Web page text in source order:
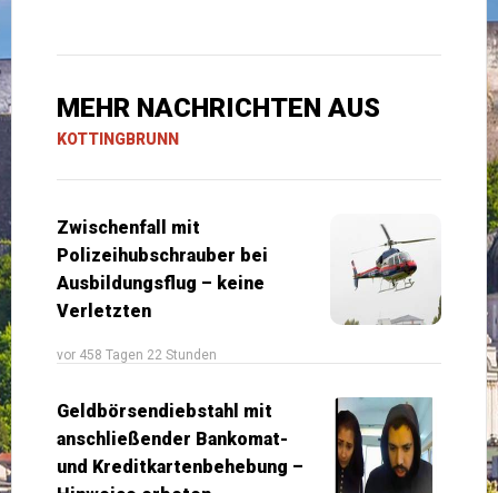
MEHR NACHRICHTEN AUS
KOTTINGBRUNN
Zwischenfall mit
Polizeihubschrauber bei
Ausbildungsflug – keine
Verletzten
vor 458 Tagen 22 Stunden
Geldbörsendiebstahl mit
anschließender Bankomat-
und Kreditkartenbehebung –